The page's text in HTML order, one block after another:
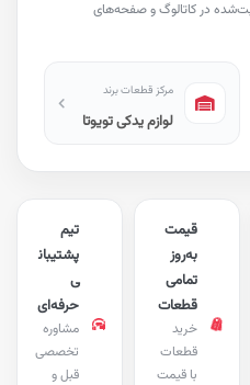
در کاتالوگ و صفحه‌های
مرکز قطعات برند
لوازم یدکی تویوتا
پشتیبان
حرفه‌ای
مشاوره
تخصصی
قبل و
قیمت
به‌روز
تمامی
قطعات
خرید
قطعات
با قیمت